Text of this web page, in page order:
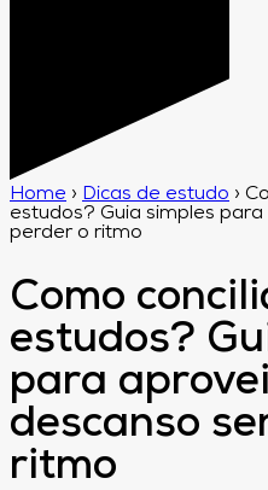
Home › Dicas de estudo ›
estudos? Guia simples
perder o ritmo
Como
estudos?
para
descanso
ritmo